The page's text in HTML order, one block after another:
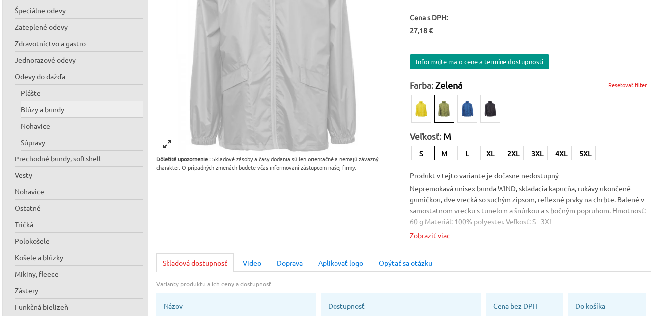
Špeciálne odevy
Zateplené odevy
Zdravotníctvo a gastro
Jednorazové odevy
Odevy do dažďa
Plášte
Blúzy a bundy
Nohavice
Súpravy
Prechodné bundy, softshell
Vesty
Nohavice
Ostatné
Tričká
Polokošele
Košele a blúzky
Mikiny, fleece
Zástery
Funkčná bielizeň
Dôležité upozornenie :Skladové zásoby a časy dodania sú len orientačné a nemajú záväzný
charakter. O prípadných zmenách budete včas informovaní zástupcom našej firmy.
Cena s DPH:
27,18 €
Informujte ma o cene a termíne dostupnosti
Resetovať filter...
Farba: Zelená
Veľkosť: M
S M L XL 2XL 3XL 4XL 5XL
Produkt v tejto variante je dočasne nedostupný
Nepremokavá unisex bunda WIND, skladacia kapucňa, rukávy ukončené
gumičkou, dve vrecká so suchým zipsom, reflexné prvky na chrbte. Balené v
samostatnom vrecku s tunelom a šnúrkou a s bočným popruhom. Hmotnosť:
60 g Materiál: 100% polyester. Veľkosť: S - 3XL
Farba
Pohlavie
Materiál
Výrobca
Zobraziť viac
Skladová dostupnosť Video Doprava Aplikovať logo Opýtať sa otázku
Varianty produktu a ich ceny a dostupnosť
Názov Dostupnosť Cena bez DPH Do košíka